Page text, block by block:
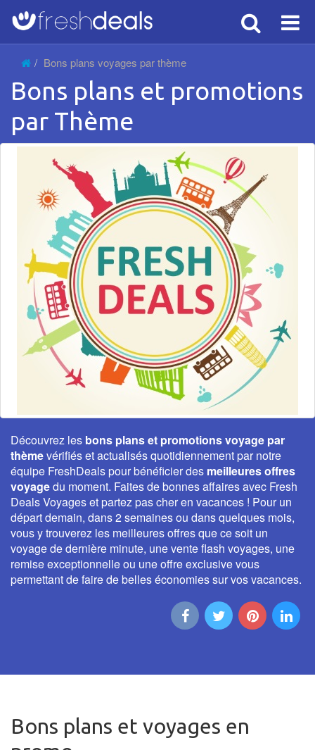
Search
Bons plans voyages par thème
Bons plans et promotions
par Thème
Découvrez les bons plans et promotions voyage par
thèmevérifiés et actualisés quotidiennement par notre
équipe FreshDeals pour bénéficier des meilleures offres
voyagedu moment. Faites de bonnes affaires avec Fresh
Deals Voyages et partez pas cher en vacances ! Pour un
départ demain, dans 2 semaines ou dans quelques mois,
vous y trouverez les meilleures offres que ce soit un
voyage de dernière minute, une vente flash voyages, une
remise exceptionnelle ou une offre exclusive vous
permettant de faire de belles économies sur vos vacances.
Bons plans et voyages en